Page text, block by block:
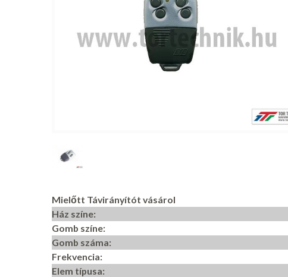
Mielőtt Távirányítót vásárol
Ház színe:
Gomb színe:
Gomb száma:
Frekvencia:
Elem típusa: